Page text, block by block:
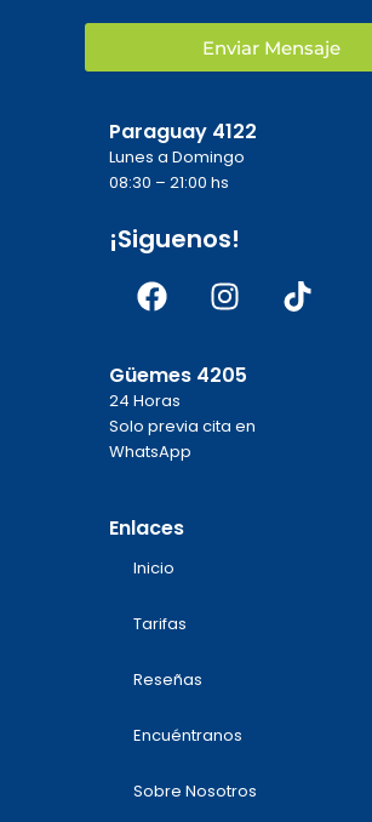
Enviar Mensaje
Paraguay 4122
Lunes a Domingo
08:30 – 21:00 hs
¡Siguenos!
Facebook
Instagram
Tiktok
Güemes 4205
24 Horas
Solo previa cita en
WhatsApp
Enlaces
Inicio
Tarifas
Reseñas
Encuéntranos
Sobre Nosotros